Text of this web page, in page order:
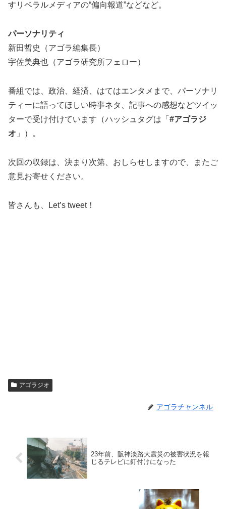
すリベラルメディアの“偏向報道”などなど。
パーソナリティ
新田哲史（アゴラ編集長）
宇佐美典也（アゴラ研究所フェロー）
番組では、政治、経済、はてはエンタメまで、パーソナリ
ティーに語ってほしい時事ネタ、記事への感想などツイッ
ターで受け付けています（ハッシュタグは「 #アゴラジ
オ 」）。
次回の収録は、決まり次第、おしらせしますので、またご
意見お寄せください。
皆さんも、Let’s tweet！
アゴラジオ
アゴラチャンネル
23年前、阪神淡路大震災の被害状況を報
じるテレビに釘付けになった